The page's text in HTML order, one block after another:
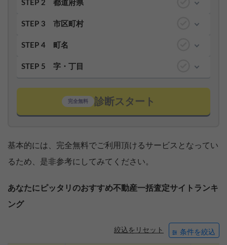
STEP 2 都道府県
STEP 3 市区町村
STEP 4 町名
STEP 5 字・丁目
完全無料 診断スタート
基本的には、完全無料でご利用頂けるサービスとなってい
るため、是非参考にしてみてください。
あなたにピッタリのおすすめ不動産一括査定サイトランキ
ング
絞込をリセット 条件を絞込